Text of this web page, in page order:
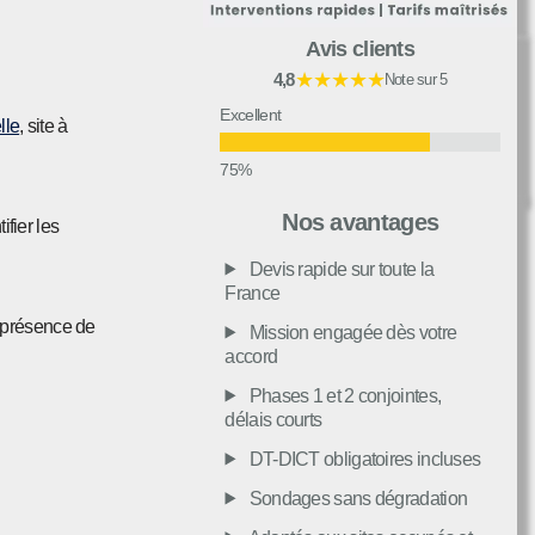
, site à
les
de
Avis clients
4,8★★★★★Note sur 5
Excellent
Moyen
Passable
Nos avantages
Devis rapide sur toute la
France
Mission engagée dès votre
accord
Phases 1 et 2 conjointes,
délais courts
DT-DICT obligatoires incluses
Sondages sans dégradation